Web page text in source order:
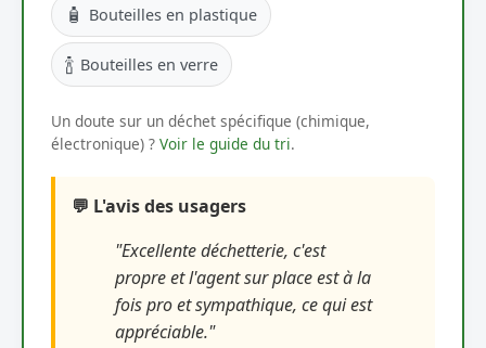
🧴 Bouteilles en plastique
🍾 Bouteilles en verre
Un doute sur un déchet spécifique (chimique,
électronique) ? Voir le guide du tri.
💬 L'avis des usagers
"Excellente déchetterie, c'est
propre et l'agent sur place est à la
fois pro et sympathique, ce qui est
appréciable."